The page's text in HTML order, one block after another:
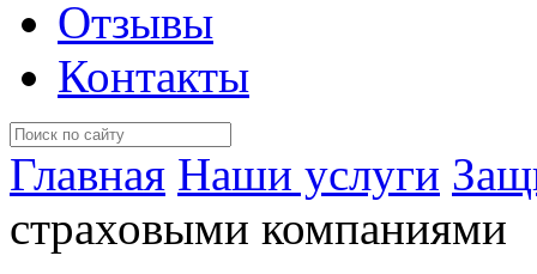
Отзывы
Контакты
Главная Наши услуги
страховыми компаниями